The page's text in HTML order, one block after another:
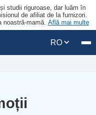
studii riguroase, dar luăm în
de afiliat de la furnizori.
noastră-mamă. Află mai multe
RO